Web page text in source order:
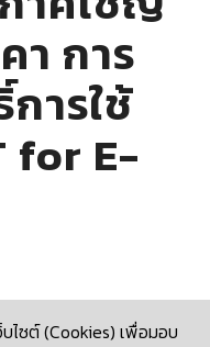
า การ
ารใช้
for E-
ไซต์ (Cookies) เพื่อมอบ